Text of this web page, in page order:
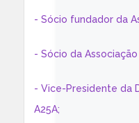
- Sócio fundador da
- Sócio da
- Vice-Presidente da
A25A;